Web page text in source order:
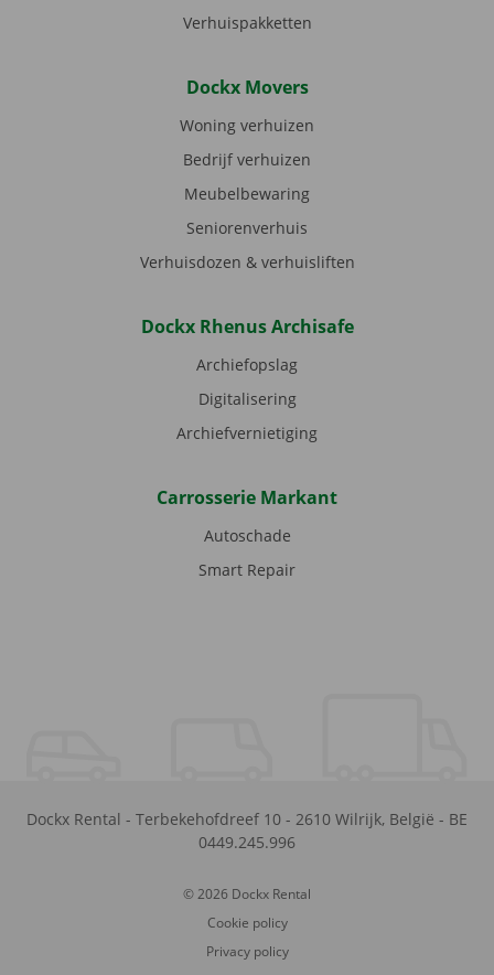
Verhuispakketten
Dockx Movers
Woning verhuizen
Bedrijf verhuizen
Meubelbewaring
Seniorenverhuis
Verhuisdozen & verhuisliften
Dockx Rhenus Archisafe
Archiefopslag
Digitalisering
Archiefvernietiging
Carrosserie Markant
Autoschade
Smart Repair
Dockx Rental - Terbekehofdreef 10 - 2610 Wilrijk, België - BE
0449.245.996
© 2026 Dockx Rental
Cookie policy
Privacy policy